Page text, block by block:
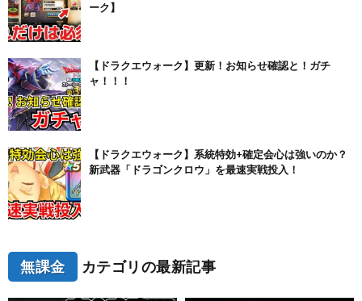
ーク】
【ドラクエウォーク】更新！お知らせ確認と！ガチ
ャ！！！
【ドラクエウォーク】系統特効+確定会心は強いのか？
新武器「ドラゴンクロウ」を最速実戦投入！
無課金 カテゴリの最新記事